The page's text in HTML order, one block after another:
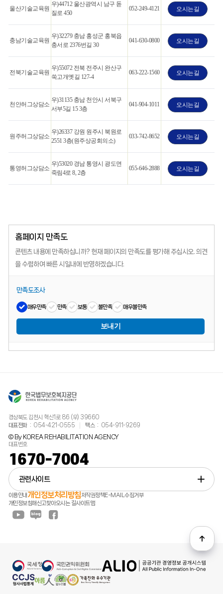
울산기술교육원
우)44712 울산광역시 남구 돋
질로 450
052-249-4121 오시는길
충남기술교육원
우)32279 충남 홍성군 홍북읍
충서로 2376번길 30
041-630-0800 오시는길
전북기술교육원
우)55072 전북 전주시 완산구
쑥고개옛길 127-4
063-222-1560 오시는길
천안허그상담소
우)31135 충남 천안시 서북구
서부5길 15 3층
041-904-1011 오시는길
원주허그상담소
우)26337 강원 원주시 북원로
2551 3층(원주상공회의소)
033-742-8652 오시는길
통영허그상담소
우)53020 경남 통영시 광도면
죽림4로 8, 2층
055-646-2888 오시는길
홈페이지 만족도
콘텐츠 내용에 만족하십니까? 현재 페이지의 만족도를 평가해 주십시오. 의견
을 수렴하여 빠른 시일내에 반영하겠습니다.
만족도조사
매우만족 만족 보통 불만족 매우불만족
보내기
이용안내 개인정보처리방침저작권정책E-MAIL수집거부
개인정보침해신고찾아오시는 길사이트맵
경상북도 김천시 혁신1로 86 (우) 39660
대표전화
054-421-0555 팩스 054-911-9269
© By KOREA REHABILITATION AGENCY
대표번호
1670-7004
관련사이트